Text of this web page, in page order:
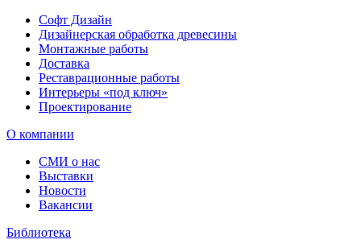
Софт Дизайн
Дизайнерская обработка древесины
Монтажные работы
Доставка
Реставрационные работы
Интерьеры «под ключ»
Проектирование
О компании
СМИ о нас
Выставки
Новости
Вакансии
Библиотека